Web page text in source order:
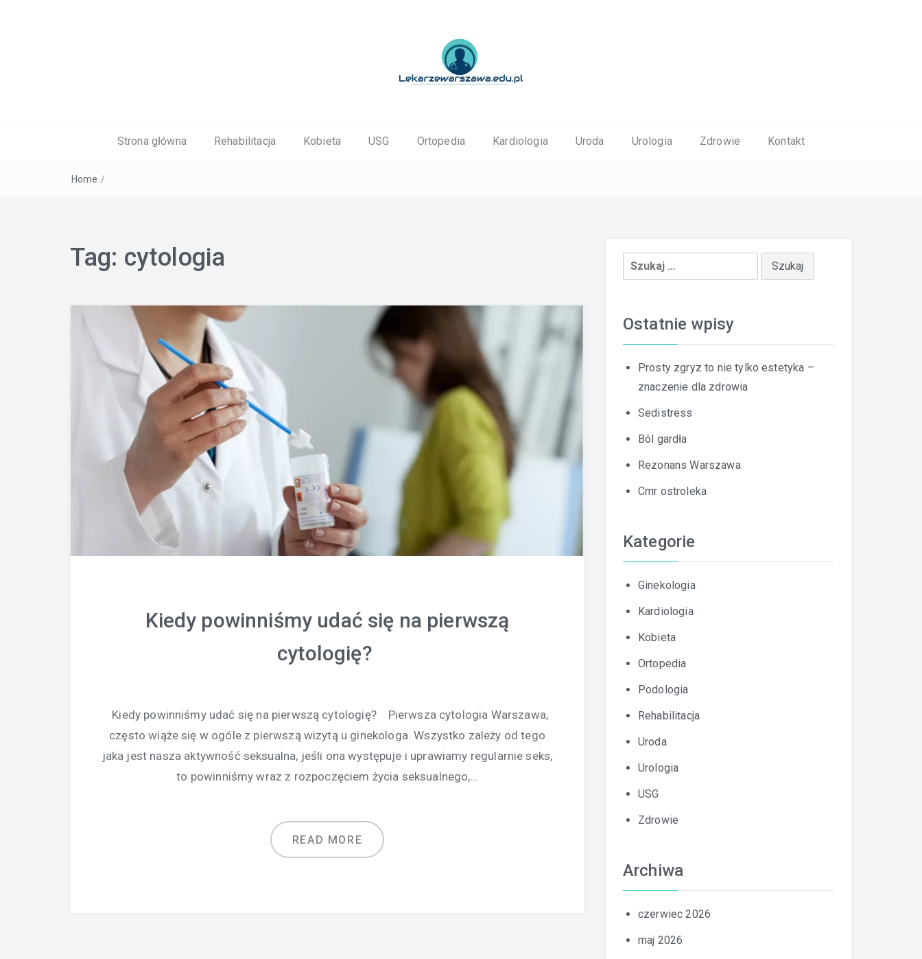
Strona główna Rehabilitacja Kobieta USG Ortopedia Kardiologia Uroda Urologia Zdrowie Kontakt
Home /
Tag: cytologia
Kiedy powinniśmy udać się na pierwszą
cytologię?
Kiedy powinniśmy udać się na pierwszą cytologię? Pierwsza cytologia Warszawa,
często wiąże się w ogóle z pierwszą wizytą u ginekologa. Wszystko zależy od tego
jaka jest nasza aktywność seksualna, jeśli ona występuje i uprawiamy regularnie seks,
to powinniśmy wraz z rozpoczęciem życia seksualnego,…
READ MORE
Szukaj:
Ostatnie wpisy
Prosty zgryz to nie tylko estetyka –
znaczenie dla zdrowia
Sedistress
Ból gardła
Rezonans Warszawa
Cmr ostroleka
Kategorie
Ginekologia
Kardiologia
Kobieta
Ortopedia
Podologia
Rehabilitacja
Uroda
Urologia
USG
Zdrowie
Archiwa
czerwiec 2026
maj 2026